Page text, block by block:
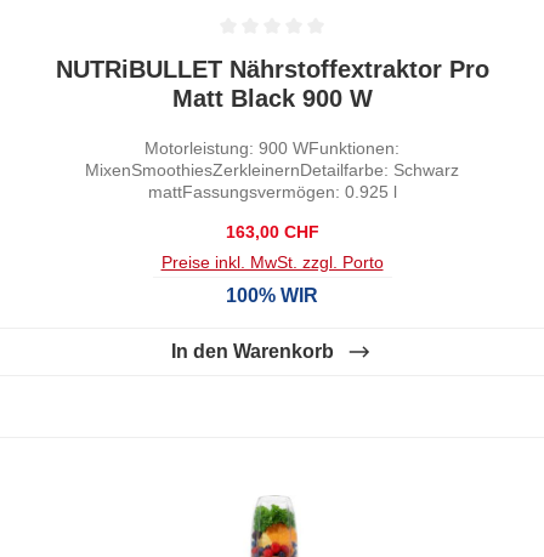
Durchschnittliche Bewertung von 0 von 5 Sternen
NUTRiBULLET Nährstoffextraktor Pro
Matt Black 900 W
Motorleistung: 900 WFunktionen:
MixenSmoothiesZerkleinernDetailfarbe: Schwarz
mattFassungsvermögen: 0.925 l
Regulärer Preis:
163,00 CHF
Preise inkl. MwSt. zzgl. Porto
100% WIR
In den Warenkorb